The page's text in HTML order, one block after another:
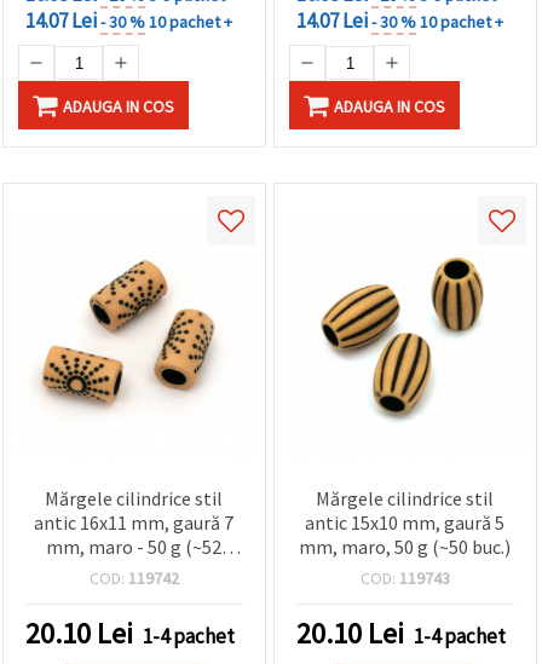
14.07 Lei- 30 %10 pachet +
ADAUGA IN COS
14.07 Lei- 30 %10 pachet +
ADAUGA IN COS
Mărgele cilindrice stil
antic 16x11 mm, gaură 7
mm, maro - 50 g (~52
buc.)
COD: 119742
20.10 Lei 1-4 pachet
Mărgele cilindrice stil
antic 15x10 mm, gaură 5
mm, maro, 50 g (~50 buc.)
COD: 119743
20.10 Lei 1-4 pachet